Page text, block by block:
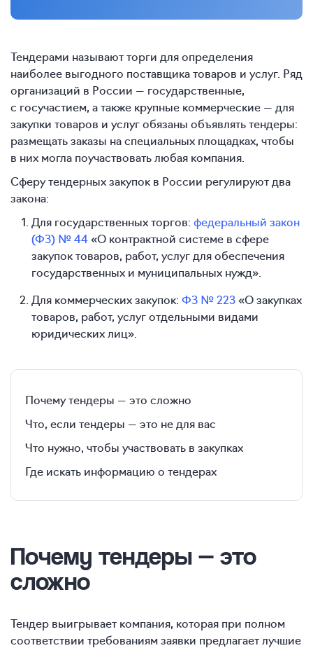
Тендерами называют торги для определения
наиболее выгодного поставщика товаров и услуг. Ряд
организаций в России — государственные,
с госучастием, а также крупные коммерческие — для
закупки товаров и услуг обязаны объявлять тендеры:
размещать заказы на специальных площадках, чтобы
в них могла поучаствовать любая компания.
Сферу тендерных закупок в России регулируют два
закона:
Для государственных торгов: федеральный закон
(ФЗ) № 44«О контрактной системе в сфере
закупок товаров, работ, услуг для обеспечения
государственных и муниципальных нужд».
Для коммерческих закупок: ФЗ № 223«О закупках
товаров, работ, услуг отдельными видами
юридических лиц».
Почему тендеры — это сложно
Что, если тендеры — это не для вас
Что нужно, чтобы участвовать в закупках
Где искать информацию о тендерах
Почему тендеры — это
сложно
Тендер выигрывает компания, которая при полном
соответствии требованиям заявки предлагает лучшие